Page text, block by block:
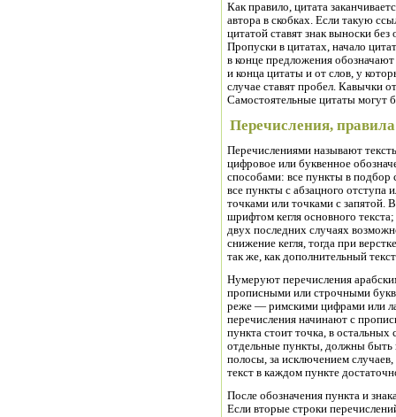
Как правило, цитата
автора в скобках. Если такую
цитатой ставят знак выноски
Пропуски в цитатах, начало
в конце предложения
и конца цитаты и от слов, у
случае ставят пробел. Кавычки
Самостоятельные цитаты могут
Перечисления,
Перечислениями называют
цифровое или буквенное
способами: все пункты в подбор
все пункты с абзацного отступа
точками или точками с запятой.
шрифтом кегля основного
двух последних случаях
снижение кегля, тогда при
так же, как дополнительный
Нумеруют перечисления
прописными или строчными
реже — римскими цифрами или
перечисления начинают с
пункта стоит точка, в
отдельные пункты, должны быть
полосы, за исключением
текст в каждом пункте
После обозначения пункта и
Если вторые строки